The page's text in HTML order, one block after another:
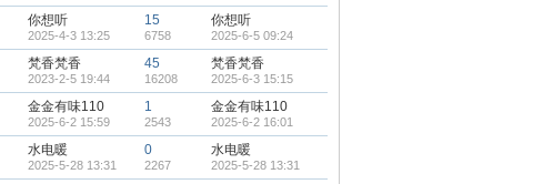
你想听
2025-4-3 13:25
15
6758
你想听
2025-6-5 09:24
梵香梵香
2023-2-5 19:44
45
16208
梵香梵香
2025-6-3 15:15
金金有味110
2025-6-2 15:59
1
2543
金金有味110
2025-6-2 16:01
水电暖
2025-5-28 13:31
0
2267
水电暖
2025-5-28 13:31